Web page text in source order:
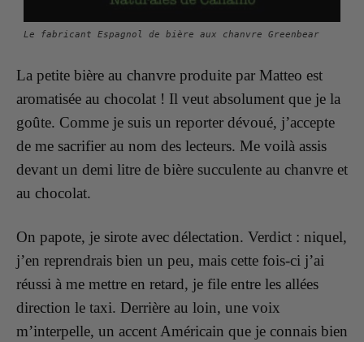
Le fabricant Espagnol de bière aux chanvre Greenbear
La petite bière au chanvre produite par Matteo est
aromatisée au chocolat ! Il veut absolument que je la
goûte. Comme je suis un reporter dévoué, j’accepte
de me sacrifier au nom des lecteurs. Me voilà assis
devant un demi litre de bière succulente au chanvre et
au chocolat.
On papote, je sirote avec délectation. Verdict : niquel,
j’en reprendrais bien un peu, mais cette fois-ci j’ai
réussi à me mettre en retard, je file entre les allées
direction le taxi. Derrière au loin, une voix
m’interpelle, un accent Américain que je connais bien